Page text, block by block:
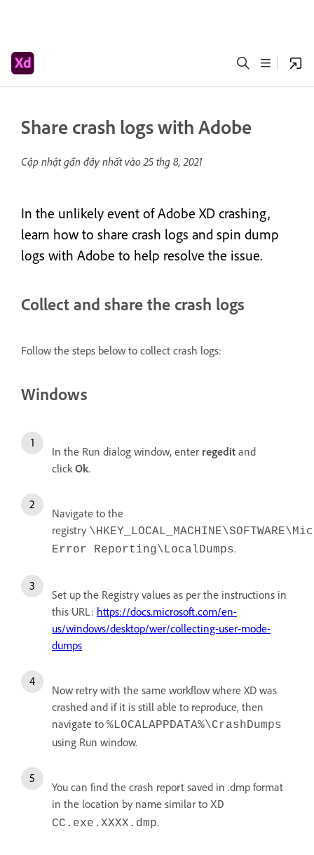
Share crash logs with Adobe
Cập nhật gần đây nhất vào25 thg 8, 2021
In the unlikely event of Adobe XD crashing,
learn how to share crash logs and spin dump
logs with Adobe to help resolve the issue.
Collect and share the crash logs
Follow the steps below to collect crash logs:
Windows
In the Run dialog window, enter regedit and
click Ok.
Navigate to the
registry
Error Reporting\LocalDumps.
Set up the Registry values as per the instructions in
this URL: https://docs.microsoft.com/en-
us/windows/desktop/wer/collecting-user-mode-
dumps
Now retry with the same workflow where XD was
crashed and if it is still able to reproduce, then
navigate to %LOCALAPPDATA%\CrashDumps
using Run window.
You can find the crash report saved in .dmp format
in the location by name similar to XD
CC.exe.XXXX.dmp.